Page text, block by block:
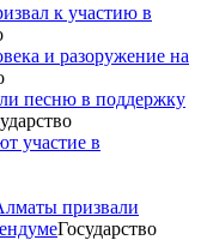
к участию в
и разоружение на
песню в поддержку
участие в
призвали
Государство